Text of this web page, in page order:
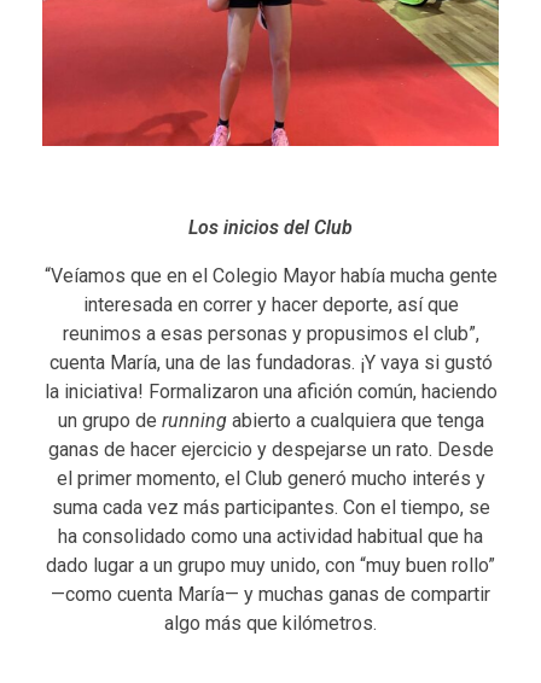
Los inicios del Club
“Veíamos que en el Colegio Mayor había mucha gente
interesada en correr y hacer deporte, así que
reunimos a esas personas y propusimos el club”,
cuenta María, una de las fundadoras. ¡Y vaya si gustó
la iniciativa! Formalizaron una afición común, haciendo
un grupo de runningabierto a cualquiera que tenga
ganas de hacer ejercicio y despejarse un rato. Desde
el primer momento, el Club generó mucho interés y
suma cada vez más participantes. Con el tiempo, se
ha consolidado como una actividad habitual que ha
dado lugar a un grupo muy unido, con “muy buen rollo”
—como cuenta María— y muchas ganas de compartir
algo más que kilómetros.